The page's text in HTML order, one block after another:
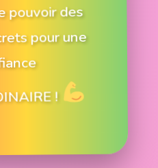
pouvoir des
pour une
!